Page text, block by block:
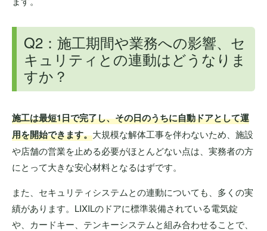
Q2：施工期間や業務への影響、セ
キュリティとの連動はどうなりま
すか？
施工は最短1日で完了し、その日のうちに自動ドアとして運
用を開始できます。大規模な解体工事を伴わないため、施設
や店舗の営業を止める必要がほとんどない点は、実務者の方
にとって大きな安心材料となるはずです。
また、セキュリティシステムとの連動についても、多くの実
績があります。LIXILのドアに標準装備されている電気錠
や、カードキー、テンキーシステムと組み合わせることで、